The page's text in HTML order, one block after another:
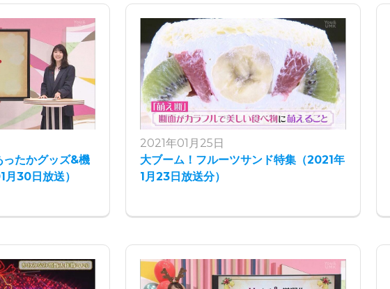
たかグッズ&機
30日放送）
2021年01月25日
大ブーム！フルーツサンド特集（2021年
1月23日放送分）